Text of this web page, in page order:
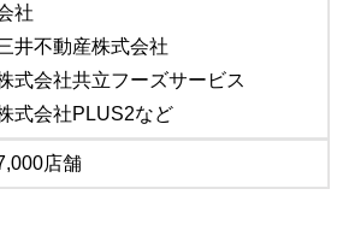
社
井不動産株式会社
式会社共立フーズサービス
式会社PLUS2など
店舗